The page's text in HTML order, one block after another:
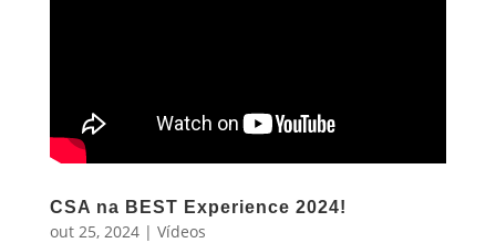
CSA na BEST Experience 2024!
out 25, 2024| Vídeos